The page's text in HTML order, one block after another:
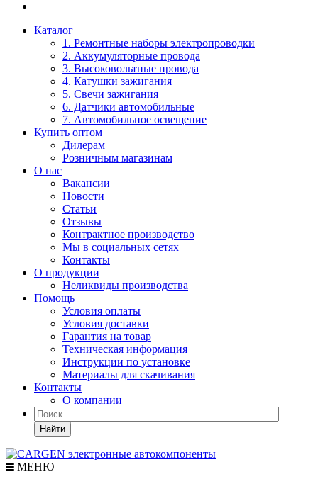
Каталог
1. Ремонтные наборы электропроводки
2. Аккумуляторные провода
3. Высоковольтные провода
4. Катушки зажигания
5. Свечи зажигания
6. Датчики автомобильные
7. Автомобильное освещение
Купить оптом
Дилерам
Розничным магазинам
О нас
Вакансии
Новости
Статьи
Отзывы
Контрактное производство
Мы в социальных сетях
Контакты
О продукции
Неликвиды производства
Помощь
Условия оплаты
Условия доставки
Гарантия на товар
Техническая информация
Инструкции по установке
Материалы для скачивания
Контакты
О компании
Найти
МЕНЮ